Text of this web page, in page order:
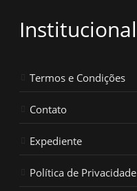
Institucional
Termos e Condições
Contato
Expediente
Política de Privacidade